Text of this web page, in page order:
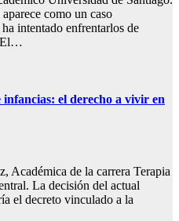
como un caso
intentado enfrentarlos de
El…
el derecho a vivir en
Académica de la carrera Terapia
La decisión del actual
el decreto vinculado a la